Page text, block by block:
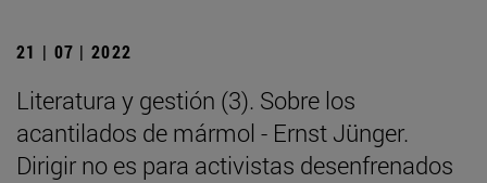
21 | 07 | 2022
Literatura y gestión (3). Sobre los
acantilados de mármol - Ernst Jünger.
Dirigir no es para activistas desenfrenados